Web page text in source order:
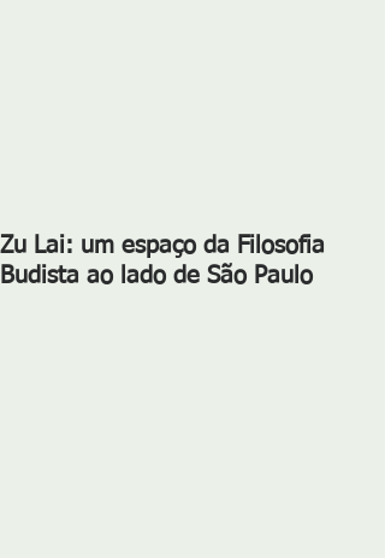
Zu Lai: um espaço da Filosofia
Budista ao lado de São Paulo